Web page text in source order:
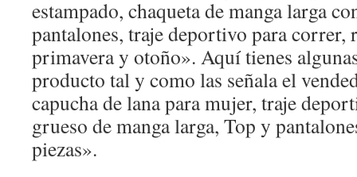
estampado, chaqueta de manga larga
pantalones, traje deportivo para correr,
primavera y otoño». Aquí tienes
producto tal y como las señala el
capucha de lana para mujer, traje
grueso de manga larga, Top y
piezas».